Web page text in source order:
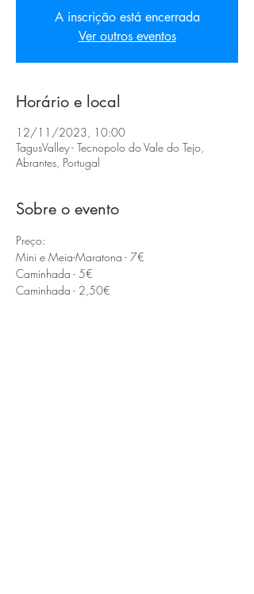
A inscrição está encerrada
Ver outros eventos
Horário e local
12/11/2023, 10:00
TagusValley - Tecnopolo do Vale do Tejo,
Abrantes, Portugal
Sobre o evento
Preço:
Mini e Meia-Maratona - 7€
Caminhada - 5€
Caminhada - 2,50€